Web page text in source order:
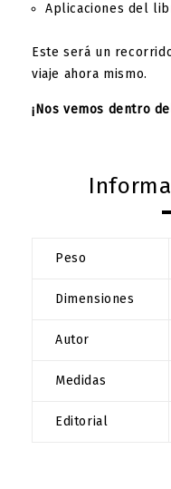
Aplicaciones del
Este será un
viaje ahora mismo.
¡Nos vemos dentro
Peso
Dimensiones
Autor
Medidas
Editorial